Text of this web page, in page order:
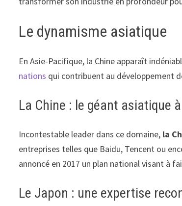
Le dynamisme asiatique
En Asie-Pacifique, la Chine apparaît
nations qui contribuent au développement
La Chine : le géant asiatique à
Incontestable leader dans ce domaine, la
entreprises telles que Baidu, Tencent ou
annoncé en 2017 un plan national visant à
Le Japon : une expertise